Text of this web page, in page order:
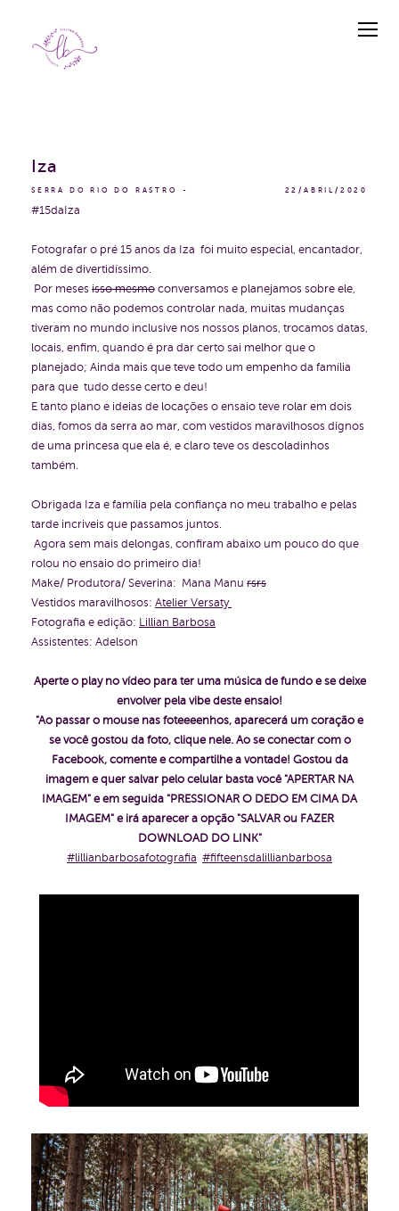
SERRA DO RIO DO RASTRO 22/ABRIL/2020
Iza
#15daIza
Fotografar o pré 15 anos da Iza foi muito especial, encantador,
além de divertidíssimo.
Por meses isso mesmo conversamos e planejamos sobre ele,
mas como não podemos controlar nada, muitas mudanças
tiveram no mundo inclusive nos nossos planos, trocamos datas,
locais, enfim, quando é pra dar certo sai melhor que o
planejado; Ainda mais que teve todo um empenho da família
para que tudo desse certo e deu!
E tanto plano e ideias de locações o ensaio teve rolar em dois
dias, fomos da serra ao mar, com vestidos maravilhosos dignos
de uma princesa que ela é, e claro teve os descoladinhos
também.
Obrigada Iza e família pela confiança no meu trabalho e pelas
tarde incriveis que passamos juntos.
Agora sem mais delongas, confiram abaixo um pouco do que
rolou no ensaio do primeiro dia!
Make/ Produtora/ Severina: Mana Manu rsrs
Vestidos maravilhosos: Atelier Versaty
Fotografia e edição: Lillian Barbosa
Assistentes: Adelson
Aperte o play no vídeo para ter uma música de fundo e se deixe
envolver pela vibe deste ensaio!
"Ao passar o mouse nas foteeeenhos, aparecerá um coração e
se você gostou da foto, clique nele. Ao se conectar com o
Facebook, comente e compartilhe a vontade! Gostou da
imagem e quer salvar pelo celular basta você "APERTAR NA
IMAGEM" e em seguida "PRESSIONAR O DEDO EM CIMA DA
IMAGEM" e irá aparecer a opção "SALVAR ou FAZER
DOWNLOAD DO LINK"
#lillianbarbosafotografia #fifteensdalillianbarbosa